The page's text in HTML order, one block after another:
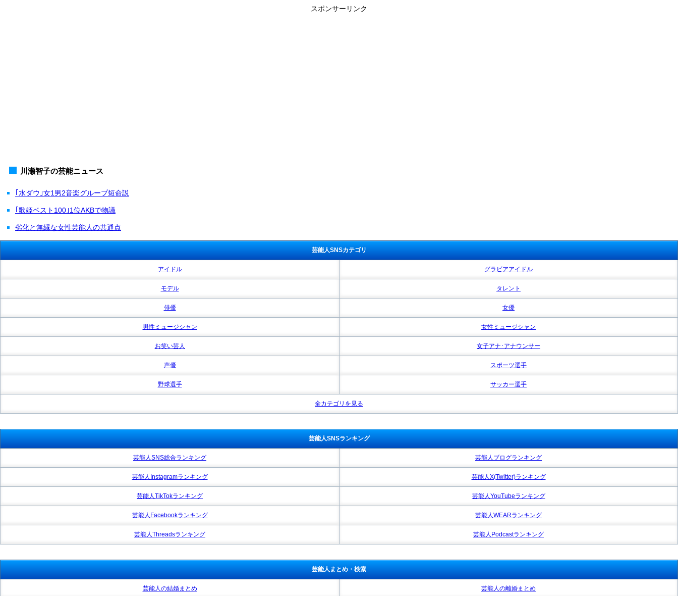
スポンサーリンク
川瀬智子の芸能ニュース
｢水ダウ｣女1男2音楽グループ短命説
｢歌姫ベスト100｣1位AKBで物議
劣化と無縁な女性芸能人の共通点
芸能人SNSカテゴリ
アイドル グラビアアイドル
モデル タレント
俳優 女優
男性ミュージシャン 女性ミュージシャン
お笑い芸人 女子アナ･アナウンサー
声優 スポーツ選手
野球選手 サッカー選手
全カテゴリを見る
芸能人SNSランキング
芸能人SNS総合ランキング 芸能人ブログランキング
芸能人Instagramランキング 芸能人X(Twitter)ランキング
芸能人TikTokランキング 芸能人YouTubeランキング
芸能人Facebookランキング 芸能人WEARランキング
芸能人Threadsランキング 芸能人Podcastランキング
芸能人まとめ・検索
芸能人の結婚まとめ 芸能人の離婚まとめ